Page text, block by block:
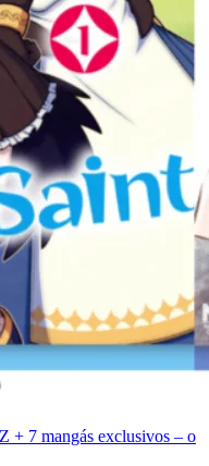
+ 7 mangás exclusivos – o